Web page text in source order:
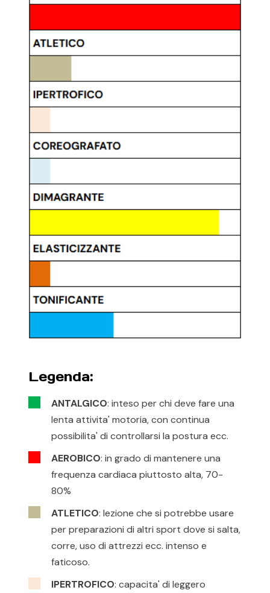
Legenda:
ANTALGICO: inteso per chi deve fare una
lenta attivita' motoria, con continua
possibilita' di controllarsi la postura ecc.
AEROBICO: in grado di mantenere una
frequenza cardiaca piuttosto alta, 70-
80%
ATLETICO: lezione che si potrebbe usare
per preparazioni di altri sport dove si salta,
corre, uso di attrezzi ecc. intenso e
faticoso.
IPERTROFICO: capacita' di leggero